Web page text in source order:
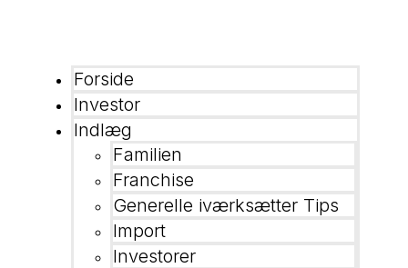
Forside
Investor
Indlæg
Familien
Franchise
Generelle iværksætter Tips
Import
Investorer